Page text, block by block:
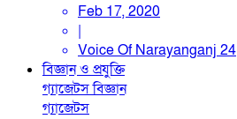
Feb 17, 2020
|
Voice Of Narayanganj 24
বিজ্ঞান ও প্রযুক্তি
গ্যাজেটসবিজ্ঞান
গ্যাজেটস